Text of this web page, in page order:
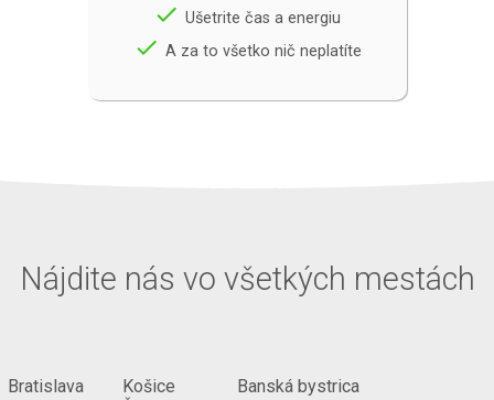
done Ušetrite čas a energiu
done A za to všetko nič neplatíte
Nájdite nás vo všetkých mestách
Bratislava
Košice
Banská bystrica